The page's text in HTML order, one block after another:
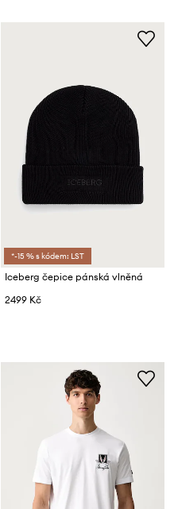
*-15 % s kódem: LST
Iceberg čepice pánská vlněná
2499 Kč